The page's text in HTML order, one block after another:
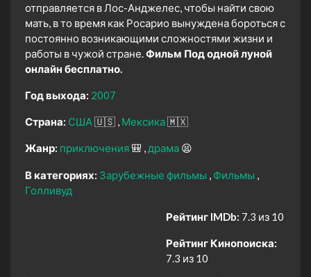
отправляется в Лос-Анджелес, чтобы найти свою
мать, в то время как Росарио вынуждена бороться с
постоянно возникающими сложностями жизни и
работы в чужой стране.Фильм Под одной луной
онлайн бесплатно.
Год выхода: 2007
Страна: США🇺🇸 Мексика🇲🇽
Жанр: приключения 🎒 драма 😫
В категориях: Зарубежные фильмы
Фильмы
Голливуд
Рейтинг IMDb: 7.3 из 10
Рейтинг Кинопоиска:
7.3 из 10